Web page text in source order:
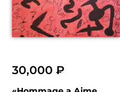
30,000 ₽